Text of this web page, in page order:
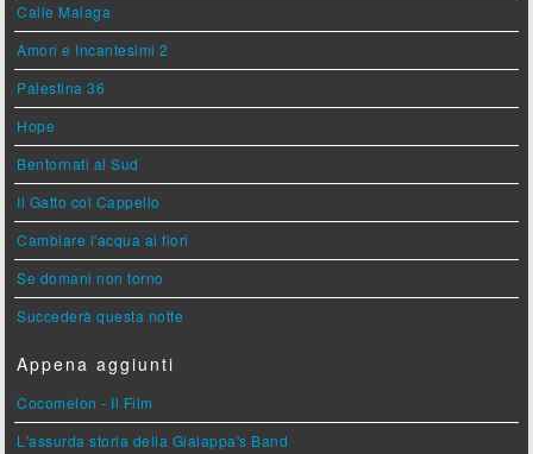
Calle Malaga
Amori e Incantesimi 2
Palestina 36
Hope
Bentornati al Sud
Il Gatto col Cappello
Cambiare l'acqua ai fiori
Se domani non torno
Succederà questa notte
Appena aggiunti
Cocomelon - Il Film
L'assurda storia della Gialappa's Band